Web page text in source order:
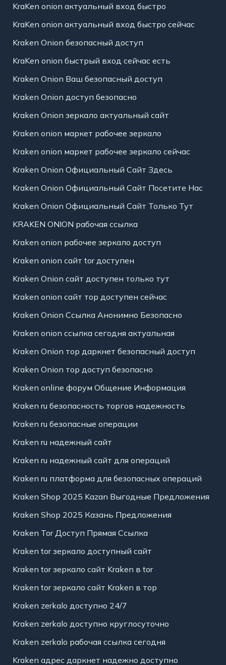
KraKen onion актуальный вход быстро
KraKen onion актуальный вход быстро сейчас
Kraken Onion безопасный доступ
KraKen onion быстрый вход сейчас есть
Kraken Onion Ваш безопасный доступ
Kraken Onion доступ безопасно
Kraken Onion зеркало актуальный сайт
Kraken onion маркет рабочее зеркало
Kraken onion маркет рабочее зеркало сейчас
Kraken Onion Официальный Сайт Здесь
Kraken Onion Официальный Сайт Посетите Нас
Kraken Onion Официальный Сайт Только Тут
KRAKEN ONION рабочая ссылка
Kraken onion рабочее зеркало доступ
Kraken onion сайт tor доступен
Kraken Onion сайт доступен только тут
Kraken onion сайт тор доступен сейчас
Kraken Onion Ссылка Анонимно Безопасно
Kraken onion ссылка сегодня актуальная
Kraken Onion тор даркнет безопасный доступ
Kraken Onion тор доступ безопасно
Kraken online форум Общение Информация
Kraken ru безопасность торгов надежность
Kraken ru безопасные операции
Kraken ru надежный сайт
Kraken ru надежный сайт для операций
Kraken ru платформа для безопасных операций
Kraken Shop 2025 Kazan Выгодные Предложения
Kraken Shop 2025 Казань Предложения
Kraken Tor Доступ Прямая Ссылка
Kraken tor зеркало доступный сайт
Kraken tor зеркало сайт Kraken в tor
Kraken tor зеркало сайт Kraken в тор
Kraken zerkalo доступно 24/7
Kraken zerkalo доступно круглосуточно
Kraken zerkalo рабочая ссылка сегодня
Kraken адрес даркнет надежно доступно